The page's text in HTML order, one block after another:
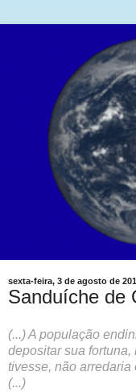
sexta-feira, 3 de agosto de
Sanduíche de
(...) A população
depositar sua
tivesse, não arredaria
(...)